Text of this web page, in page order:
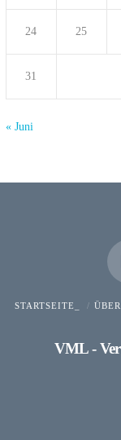
24 25
31
« Juni
STARTSEITE_
VML -